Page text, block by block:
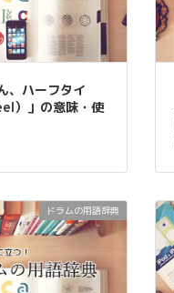
、ハーフタイ
）」の意味・使
ドラムの用語辞典